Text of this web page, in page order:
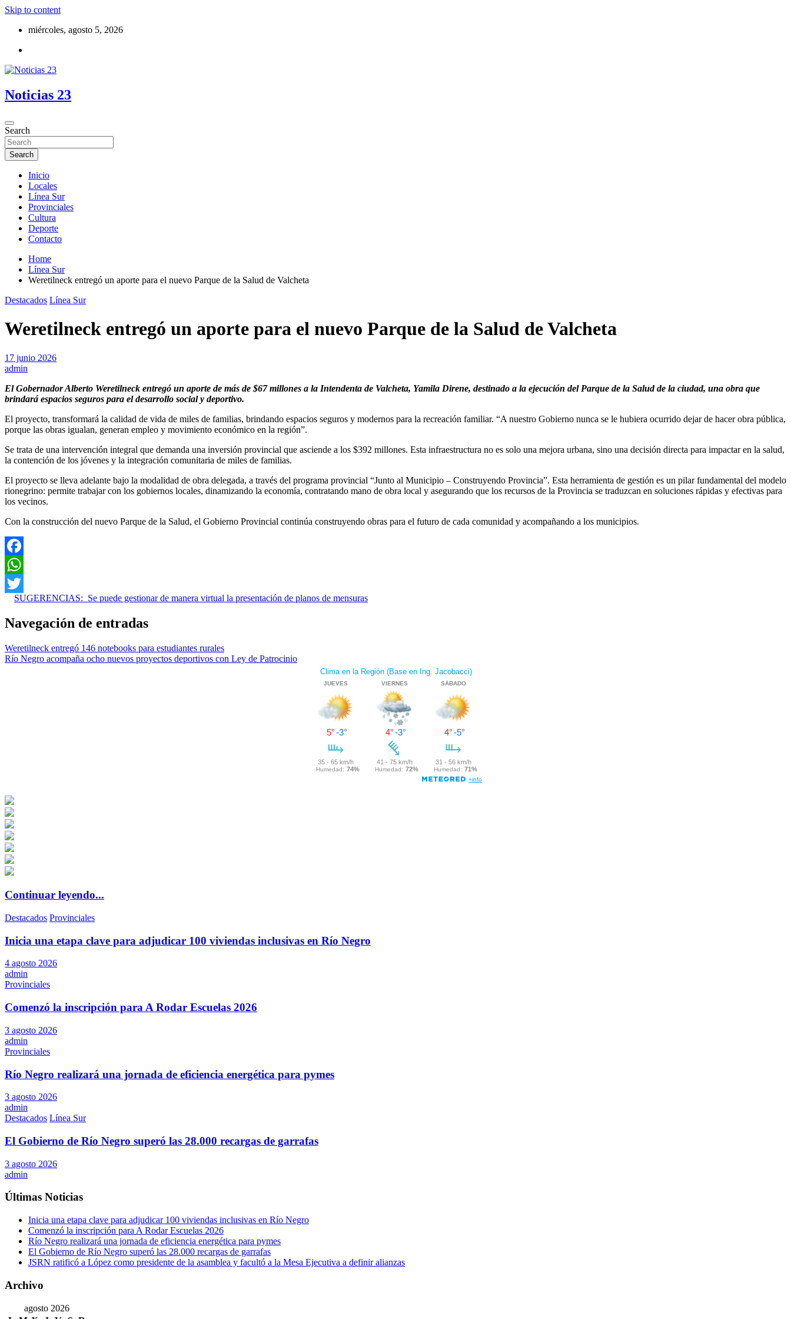
Skip to content
miércoles, agosto 5, 2026
Noticias 23
Search
Search
Inicio
Locales
Línea Sur
Provinciales
Cultura
Deporte
Contacto
Home
Línea Sur
Weretilneck entregó un aporte para el nuevo Parque de la Salud de Valcheta
Destacados Línea Sur
Weretilneck entregó un aporte para el nuevo Parque de la Salud de Valcheta
17 junio 2026
admin
El Gobernador Alberto Weretilneck entregó un aporte de más de $67 millones a la Intendenta de Valcheta, Yamila Direne, destinado a la ejecución del Parque de la Salud de la ciudad, una obra que
brindará espacios seguros para el desarrollo social y deportivo.
El proyecto, transformará la calidad de vida de miles de familias, brindando espacios seguros y modernos para la recreación familiar. “A nuestro Gobierno nunca se le hubiera ocurrido dejar de hacer obra pública,
porque las obras igualan, generan empleo y movimiento económico en la región”.
Se trata de una intervención integral que demanda una inversión provincial que asciende a los $392 millones. Esta infraestructura no es solo una mejora urbana, sino una decisión directa para impactar en la salud,
la contención de los jóvenes y la integración comunitaria de miles de familias.
El proyecto se lleva adelante bajo la modalidad de obra delegada, a través del programa provincial “Junto al Municipio – Construyendo Provincia”. Esta herramienta de gestión es un pilar fundamental del modelo
rionegrino: permite trabajar con los gobiernos locales, dinamizando la economía, contratando mano de obra local y asegurando que los recursos de la Provincia se traduzcan en soluciones rápidas y efectivas para
los vecinos.
Con la construcción del nuevo Parque de la Salud, el Gobierno Provincial continúa construyendo obras para el futuro de cada comunidad y acompañando a los municipios.
Facebook
WhatsApp
Twitter
SUGERENCIAS: Se puede gestionar de manera virtual la presentación de planos de mensuras
Navegación de entradas
Weretilneck entregó 146 notebooks para estudiantes rurales
Río Negro acompaña ocho nuevos proyectos deportivos con Ley de Patrocinio
Continuar leyendo...
Destacados Provinciales
Inicia una etapa clave para adjudicar 100 viviendas inclusivas en Río Negro
4 agosto 2026
admin
Provinciales
Comenzó la inscripción para A Rodar Escuelas 2026
3 agosto 2026
admin
Provinciales
Río Negro realizará una jornada de eficiencia energética para pymes
3 agosto 2026
admin
Destacados Línea Sur
El Gobierno de Río Negro superó las 28.000 recargas de garrafas
3 agosto 2026
admin
Últimas Noticias
Inicia una etapa clave para adjudicar 100 viviendas inclusivas en Río Negro
Comenzó la inscripción para A Rodar Escuelas 2026
Río Negro realizará una jornada de eficiencia energética para pymes
El Gobierno de Río Negro superó las 28.000 recargas de garrafas
JSRN ratificó a López como presidente de la asamblea y facultó a la Mesa Ejecutiva a definir alianzas
Archivo
agosto 2026